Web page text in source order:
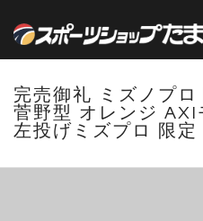
完売御礼 ミズノプロ
菅野型 オレンジ AXI
左投げミズプロ 限定